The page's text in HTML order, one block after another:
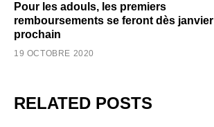
Pour les adouls, les premiers
remboursements se feront dès janvier
prochain
19 OCTOBRE 2020
RELATED POSTS